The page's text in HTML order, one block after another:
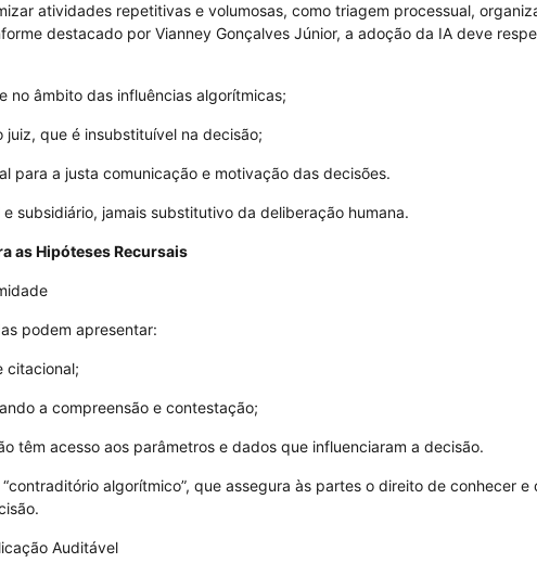
atividades repetitivas e volumosas, como triagem processual,
destacado por Vianney Gonçalves Júnior, a adoção da IA deve
no âmbito das influências algorítmicas;
que é insubstituível na decisão;
para a justa comunicação e motivação das decisões.
subsidiário, jamais substitutivo da deliberação humana.
as Hipóteses Recursais
podem apresentar:
citacional;
a compreensão e contestação;
têm acesso aos parâmetros e dados que influenciaram a decisão.
algorítmico”, que assegura às partes o direito de conhecer e
Auditável